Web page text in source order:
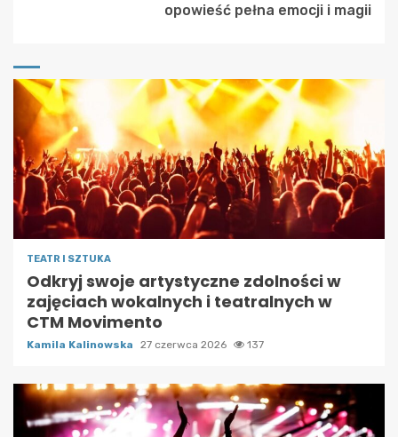
opowieść pełna emocji i magii
TEATR I SZTUKA
Odkryj swoje artystyczne zdolności w
zajęciach wokalnych i teatralnych w
CTM Movimento
Kamila Kalinowska 27 czerwca 2026 137